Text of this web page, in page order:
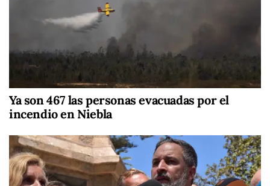
Ya son 467 las personas evacuadas por el
incendio en Niebla